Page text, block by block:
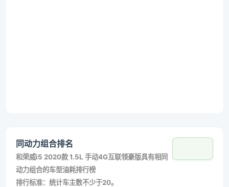
同动力组合排名
和荣威i5 2020款 1.5L 手动4G互联领豪版具有相同
动力组合的车型油耗排行榜
排行标准：统计车主数不少于20。